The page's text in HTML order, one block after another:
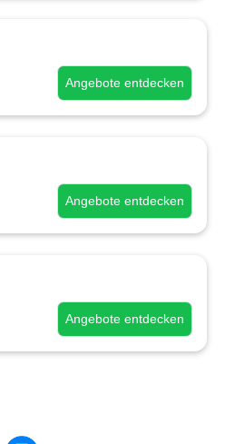
Angebote entdecken
Angebote entdecken
Angebote entdecken